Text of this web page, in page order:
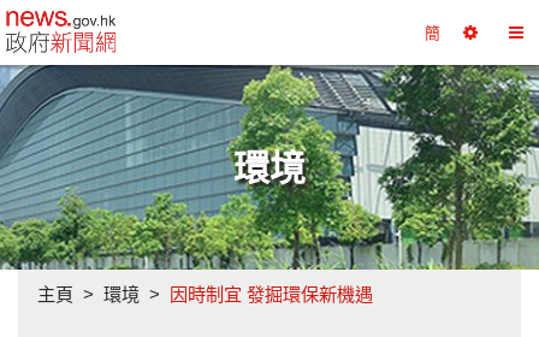
政府新聞網主頁 簡
擇
工
具
換
目
錄
環境
主頁 環境 因時制宜 發掘環保新機遇